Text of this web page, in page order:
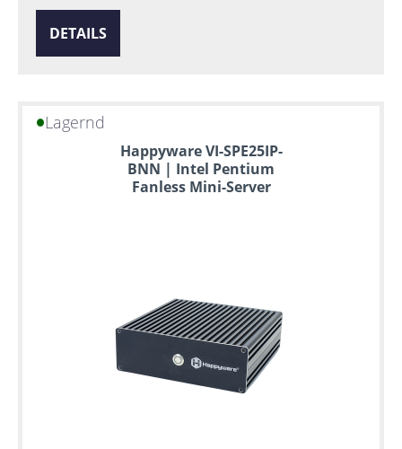
DETAILS
Lagernd
Happyware VI-SPE25IP-
BNN | Intel Pentium
Fanless Mini-Server